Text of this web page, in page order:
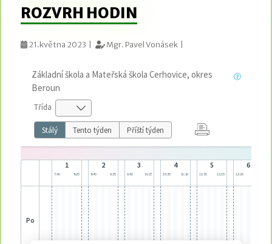
ROZVRH HODIN
21.května 2023 | Mgr. Pavel Vonásek |